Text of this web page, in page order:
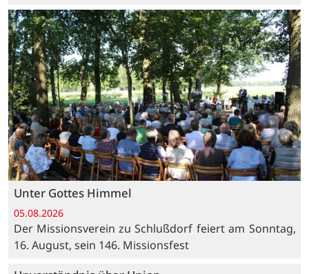
Unter Gottes Himmel
05.08.2026
Der Missionsverein zu Schlußdorf feiert am Sonntag,
16. August, sein 146. Missionsfest